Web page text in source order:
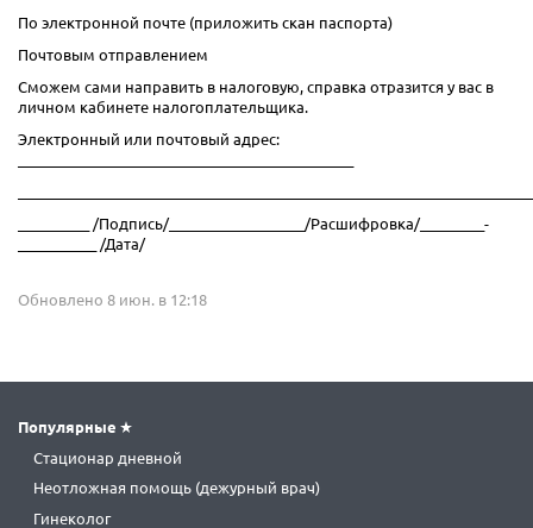
По электронной почте (приложить скан паспорта)
Почтовым отправлением
Сможем сами направить в налоговую, справка отразится у вас в
личном кабинете налогоплательщика.
Электронный или почтовый адрес:
__________ /Подпись/___________________/Расшифровка/_________­­­­­­
___________ /Дата/
Обновлено 8 июн. в 12:18
Популярные
Стационар дневной
Неотложная помощь (дежурный врач)
Гинеколог